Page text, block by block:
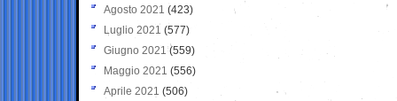
Agosto 2021 (423)
Luglio 2021 (577)
Giugno 2021(559)
Maggio 2021 (556)
Aprile 2021 (506)